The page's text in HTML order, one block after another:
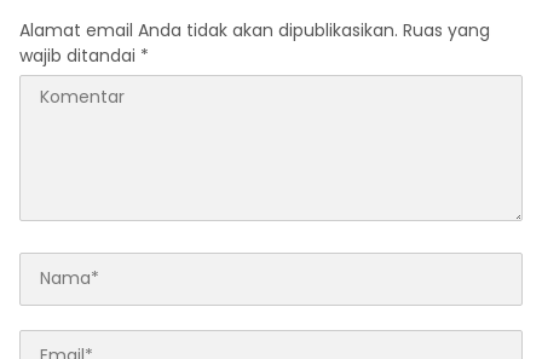
Alamat email Anda tidak akan dipublikasikan. Ruas yang
wajib ditandai *